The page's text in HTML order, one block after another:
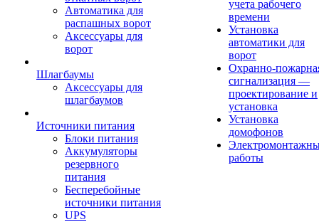
Автоматика для
распашных ворот
Аксессуары для
ворот
Шлагбаумы
Аксессуары для
шлагбаумов
Источники питания
Блоки питания
Аккумуляторы
резервного
питания
Бесперебойные
источники питания
UPS
учета рабочего
времени
Установка
автоматики для
ворот
Охранно-
сигнализация —
проектирование и
установка
Установка
домофонов
работы